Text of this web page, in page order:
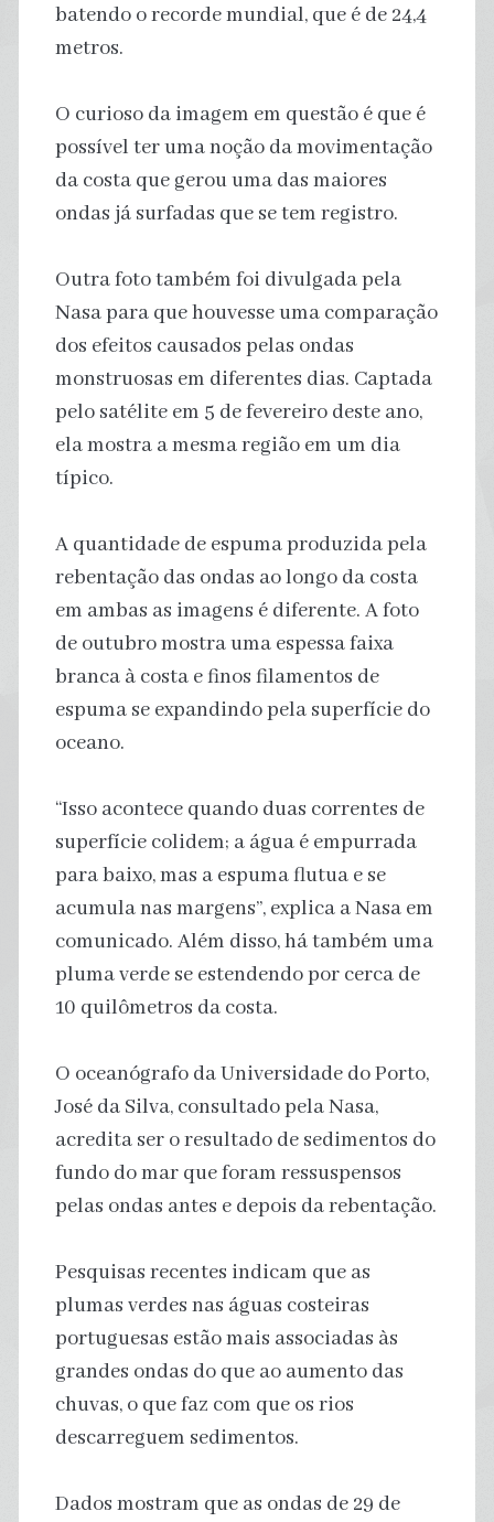
batendo o recorde mundial, que é de 24,4
metros.
O curioso da imagem em questão é que é
possível ter uma noção da movimentação
da costa que gerou uma das maiores
ondas já surfadas que se tem registro.
Outra foto também foi divulgada pela
Nasa para que houvesse uma comparação
dos efeitos causados pelas ondas
monstruosas em diferentes dias. Captada
pelo satélite em 5 de fevereiro deste ano,
ela mostra a mesma região em um dia
típico.
A quantidade de espuma produzida pela
rebentação das ondas ao longo da costa
em ambas as imagens é diferente. A foto
de outubro mostra uma espessa faixa
branca à costa e finos filamentos de
espuma se expandindo pela superfície do
oceano.
“Isso acontece quando duas correntes de
superfície colidem; a água é empurrada
para baixo, mas a espuma flutua e se
acumula nas margens”, explica a Nasa em
comunicado. Além disso, há também uma
pluma verde se estendendo por cerca de
10 quilômetros da costa.
O oceanógrafo da Universidade do Porto,
José da Silva, consultado pela Nasa,
acredita ser o resultado de sedimentos do
fundo do mar que foram ressuspensos
pelas ondas antes e depois da rebentação.
Pesquisas recentes indicam que as
plumas verdes nas águas costeiras
portuguesas estão mais associadas às
grandes ondas do que ao aumento das
chuvas, o que faz com que os rios
descarreguem sedimentos.
Dados mostram que as ondas de 29 de